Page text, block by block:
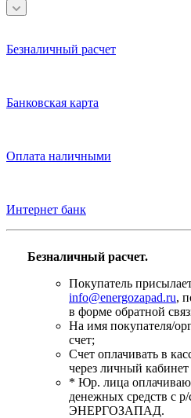
Безналичный расчет
Банковская карта
Оплата наличными
Интернет банк
Безналичный расчет.
Покупатель
info@energozapad.ru,
в форме обратной
На имя покупателя/
счет;
Счет оплачивать в
через личный
* Юр. лица
денежных средств с
ЭНЕРГОЗАПАД.